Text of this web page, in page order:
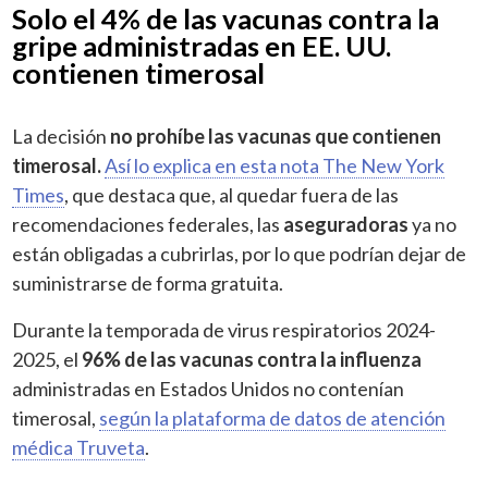
Solo el 4% de las vacunas contra la
gripe administradas en EE. UU.
contienen timerosal
La decisión no prohíbe las vacunas que contienen
timerosal.Así lo explica en esta nota The New York
Times, que destaca que, al quedar fuera de las
recomendaciones federales, las aseguradorasya no
están obligadas a cubrirlas, por lo que podrían dejar de
suministrarse de forma gratuita.
Durante la temporada de virus respiratorios 2024-
2025, el 96% de las vacunas contra la influenza
administradas en Estados Unidos no contenían
timerosal, según la plataforma de datos de atención
médica Truveta.